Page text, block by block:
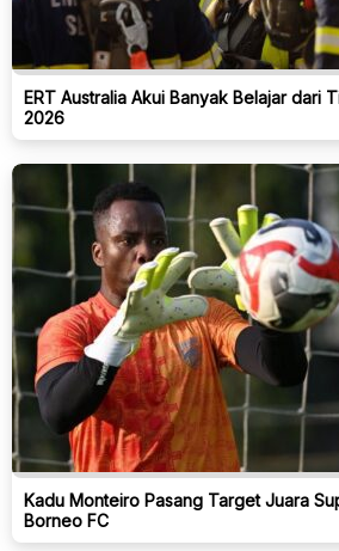
ERT Australia Akui Banyak Belajar dari
2026
Kadu Monteiro Pasang Target Juara
Borneo FC